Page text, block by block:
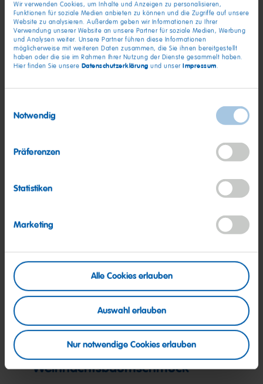
Wir verwenden Cookies, um Inhalte und Anzeigen zu personalisieren,
Funktionen für soziale Medien anbieten zu können und die Zugriffe auf unsere
Website zu analysieren. Außerdem geben wir Informationen zu Ihrer
Verwendung unserer Website an unsere Partner für soziale Medien, Werbung
und Analysen weiter. Unsere Partner führen diese Informationen
möglicherweise mit weiteren Daten zusammen, die Sie ihnen bereitgestellt
haben oder die sie im Rahmen Ihrer Nutzung der Dienste gesammelt haben.
Hier finden Sie unsere Datenschutzerklärung und unser Impressum.
Notwendig
Präferenzen
Statistiken
Marketing
Alle Cookies erlauben
Auswahl erlauben
Nur notwendige Cookies erlauben
Lade die Vorlagen herunter, drucke und schneide sie aus.
Klebe die Rückseiten der beiden Hälften zusammen,
sodass beide Seiten farbig sind.
Füge buntes Garn hinzu: Fädele es entweder durch ein
lege es in die Mitte, während du die Formen
Deine Formen eignen sich hervorragend für Geschenke.
Weihnachtsprodukten und verschenke sie zusammen mit
Weihnachtsbaumschmuck